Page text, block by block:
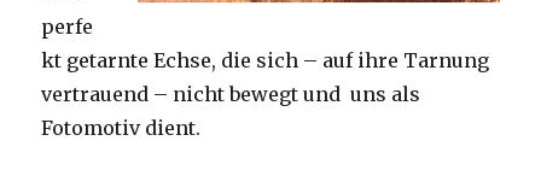
perfe
kt getarnte Echse, die sich – auf ihre Tarnung
vertrauend – nicht bewegt und uns als
Fotomotiv dient.